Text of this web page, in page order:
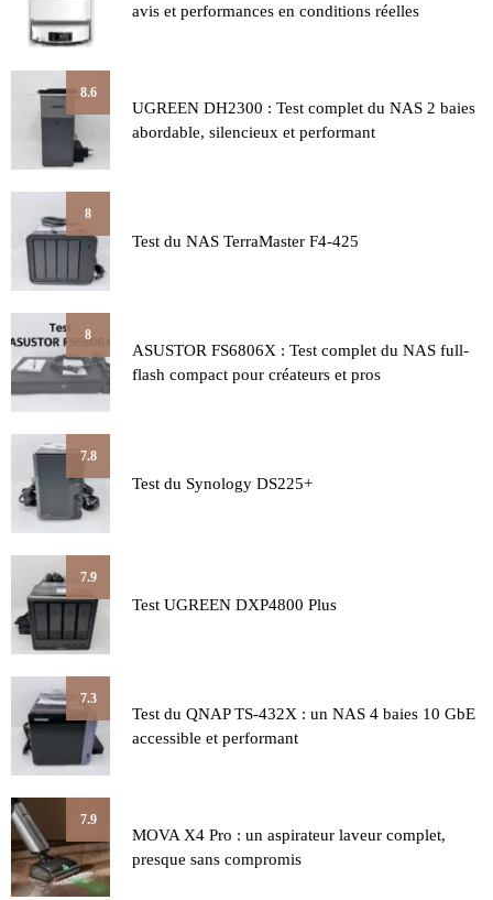
avis et performances en conditions réelles
8.6
UGREEN DH2300 : Test complet du NAS 2 baies
abordable, silencieux et performant
8
Test du NAS TerraMaster F4-425
8
ASUSTOR FS6806X : Test complet du NAS full-
flash compact pour créateurs et pros
7.8
Test du Synology DS225+
7.9
Test UGREEN DXP4800 Plus
7.3
Test du QNAP TS-432X : un NAS 4 baies 10 GbE
accessible et performant
7.9
MOVA X4 Pro : un aspirateur laveur complet,
presque sans compromis